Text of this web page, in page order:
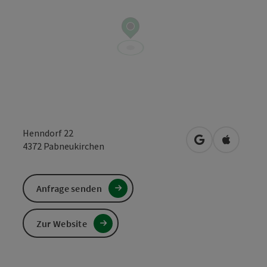
Henndorf 22
4372 Pabneukirchen in Googlein Apple
Anfrage senden
Zur Website